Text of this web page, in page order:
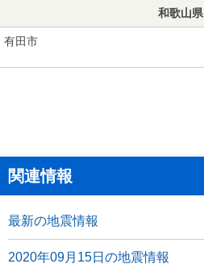
和歌山県
有田市
関連情報
最新の地震情報
2020年09月15日の地震情報